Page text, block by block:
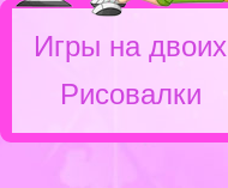
Игры на двоих
Рисовалки